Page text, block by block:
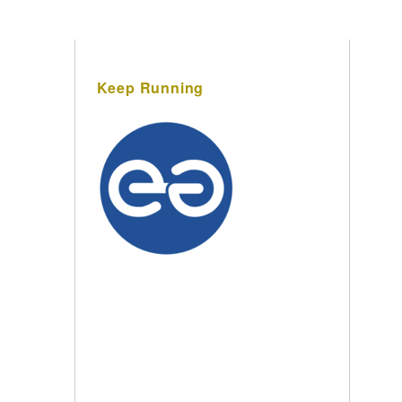
Keep Running